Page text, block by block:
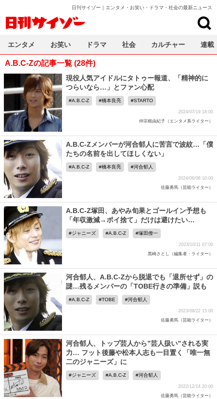
日刊サイゾー｜エンタメ・お笑い・ドラマ・社会の最新ニュース
A.B.C-Zの記事一覧 (28件)
現役人気アイドルにタトゥー報道、「精神的に
つらいなら…」とファン心配
A.B.C-Z 橋本良亮 STARTO
2024/07/19 18:00
仲宗根由紀子（エンタメ系ライター）
A.B.C-Zメンバーが河合郁人に苦言で波紋…「僕
たちの名前を出してほしくない」
A.B.C-Z 橋本良亮 河合郁人
2024/06/08 10:00
佐藤勇馬（芸能ライター）
A.B.C-Z塚田、あやみ旬果とゴールイン予想も
「年収激減→ポイ捨て」だけは避けたい…
ジャニーズ A.B.C-Z 塚田僚一
2023/10/11 07:00
黒崎さとし（編集者・ライター）
河合郁人、A.B.C-Zから脱退でも「退所せず」の
謎…残るメンバーの「TOBE行きの準備」説も
A.B.C-Z TOBE 河合郁人
2023/09/22 15:00
佐藤勇馬（芸能ライター）
河合郁人、トップ芸人から”芸人扱い”される実
力… フット後藤や松本人志も一目置く「唯一無
二のジャニーズ」に
ジャニーズ A.B.C-Z 河合郁人
2022/12/14 20:00
佐藤勇馬（芸能ライター）
エンタメ お笑い ドラマ 社会 カルチャー 連載